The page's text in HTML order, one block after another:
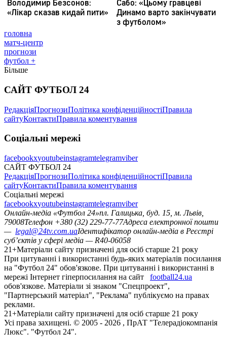
головна
матч-центр
прогнози
футбол +
Більше
САЙТ ФУТБОЛ 24
РедакціяПрогнозиПолітика конфіденційностіПравила
сайтуКонтактиПравила коментування
Соціальні мережі
facebookxyoutubeinstagramtelegramviber
САЙТ ФУТБОЛ 24
РедакціяПрогнозиПолітика конфіденційностіПравила
сайтуКонтактиПравила коментування
Соціальні мережі
facebookxyoutubeinstagramtelegramviber
Онлайн-медіа «Футбол 24»пл. Галицька, буд. 15, м. Львів,
79008Телефон +380 (32) 229-77-77Адреса електронної пошти
— legal@24tv.com.uaІдентифікатор онлайн-медіа в Реєстрі
суб’єктів у сфері медіа — R40-06058
21+Матеріали сайту призначені для осіб старше 21 року
При цитуванні і використанні будь-яких матеріалів посилання
на "Футбол 24" обов'язкове. При цитуванні і використанні в
мережі Інтернет гіперпосилання на сайт
football24.ua
обов'язкове. Матеріали зі знаком "Спецпроект",
"Партнерський матеріал", "Реклама" публікуємо на правах
реклами.
21+Матеріали сайту призначені для осіб старше 21 року
Усi права захищенi. © 2005 - 2026 , ПрАТ "Телерадіокомпанія
Люкс". "Футбол 24".